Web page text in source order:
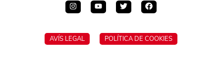
AVÍS LEGAL POLÍTICA DE COOKIES